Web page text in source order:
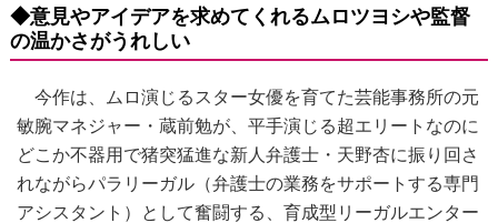
◆意見やアイデアを求めてくれるムロツヨシや監督
の温かさがうれしい
今作は、ムロ演じるスター女優を育てた芸能事務所の元
敏腕マネジャー・蔵前勉が、平手演じる超エリートなのに
どこか不器用で猪突猛進な新人弁護士・天野杏に振り回さ
れながらパラリーガル（弁護士の業務をサポートする専門
アシスタント）として奮闘する、育成型リーガルエンター